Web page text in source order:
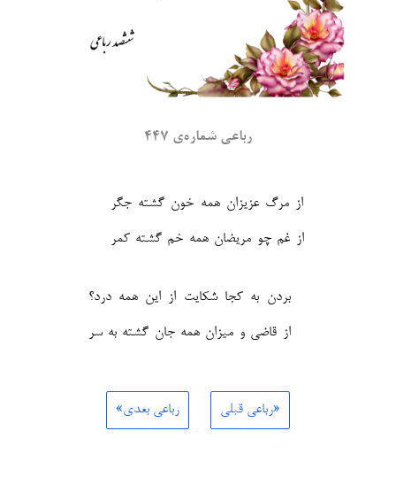
رباعی شماره‌ی ۴۴۷
از مرگ عزیزان همه خون گشته جگر
از غم چو مریضان همه خم گشته کمر‎
بردن به کجا شکایت از این همه درد؟
از قاضی و میزان همه جان گشته به سر
«رباعی قبلی رباعی بعدی»